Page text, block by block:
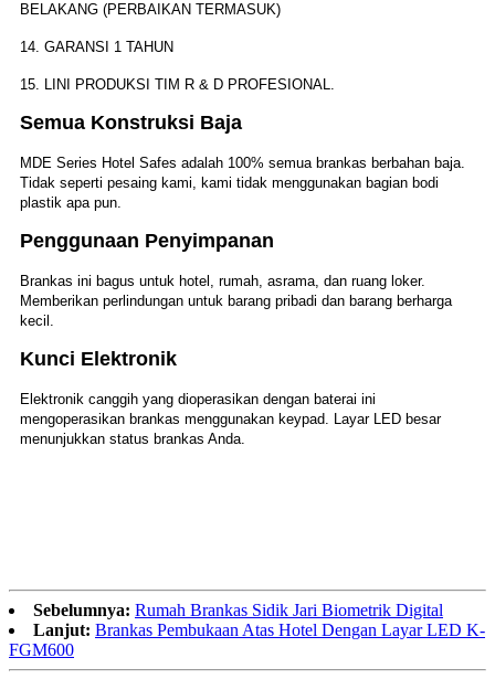
BELAKANG (PERBAIKAN TERMASUK)
14. GARANSI 1 TAHUN
15. LINI PRODUKSI TIM R & D PROFESIONAL.
Semua Konstruksi Baja
MDE Series Hotel Safes adalah 100% semua brankas berbahan baja.
Tidak seperti pesaing kami, kami tidak menggunakan bagian bodi
plastik apa pun.
Penggunaan Penyimpanan
Brankas ini bagus untuk hotel, rumah, asrama, dan ruang loker.
Memberikan perlindungan untuk barang pribadi dan barang berharga
kecil.
Kunci Elektronik
Elektronik canggih yang dioperasikan dengan baterai ini
mengoperasikan brankas menggunakan keypad. Layar LED besar
menunjukkan status brankas Anda.
Sebelumnya: Rumah Brankas Sidik Jari Biometrik Digital
Lanjut: Brankas Pembukaan Atas Hotel Dengan Layar LED K-
FGM600